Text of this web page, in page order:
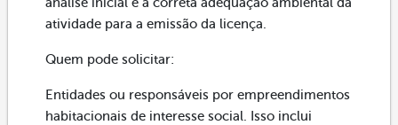
análise inicial e a correta adequação ambiental da
atividade para a emissão da licença.
Quem pode solicitar:
Entidades ou responsáveis por empreendimentos
habitacionais de interesse social. Isso inclui